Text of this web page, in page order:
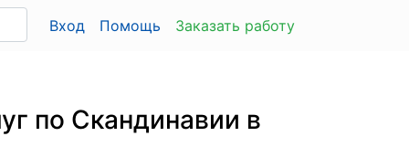
Вход Помощь Заказать работу
по Скандинавии в